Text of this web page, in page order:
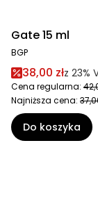
Gate 15 ml
BGP
38,00 złz 23%
Cena regularna:
Najniższa cena:
Do koszyka